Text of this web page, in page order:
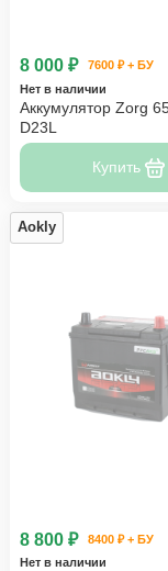
8 000 ₽
7600 ₽ + БУ
Нет в наличии
Аккумулятор Zorg
D23L
Купить
Aokly
8 800 ₽
8400 ₽ + БУ
Нет в наличии